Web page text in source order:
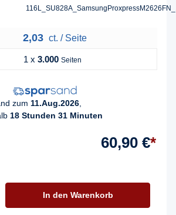
2,03 ct. / Seite
1 x 3.000 Seiten
zum 11.Aug.2026
18 Stunden 31 Minuten
60,90 €*
In den Warenkorb